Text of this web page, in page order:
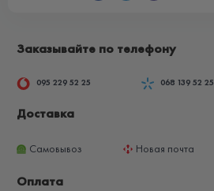
Заказывайте по телефону
095 229 52 25 068 139 52 25
Доставка
Самовывоз Новая почта
Оплата